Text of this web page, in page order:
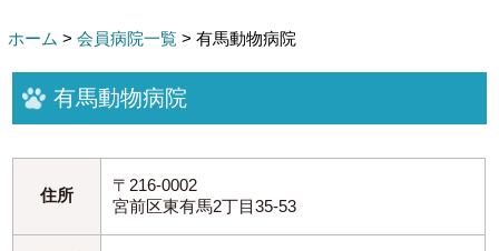
ホーム > 会員病院一覧> 有馬動物病院
有馬動物病院
住所
〒216-0002
宮前区東有馬2丁目35-53